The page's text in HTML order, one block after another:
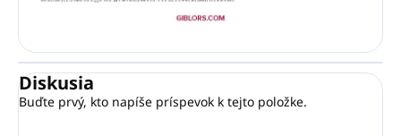
Diskusia
Buďte prvý, kto napíše príspevok k tejto položke.